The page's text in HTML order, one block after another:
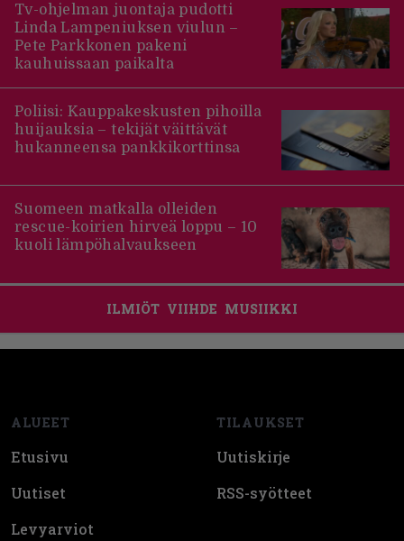
Tv-ohjelman juontaja pudotti
Linda Lampeniuksen viulun –
Pete Parkkonen pakeni
kauhuissaan paikalta
Poliisi: Kauppakeskusten pihoilla
huijauksia – tekijät väittävät
hukanneensa pankkikorttinsa
Suomeen matkalla olleiden
rescue-koirien hirveä loppu – 10
kuoli lämpöhalvaukseen
ILMIÖT VIIHDE MUSIIKKI
ALUEET
Etusivu
Uutiset
Levyarviot
TILAUKSET
Uutiskirje
RSS-syötteet